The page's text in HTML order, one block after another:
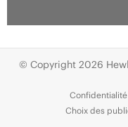
© Copyright 2026
Confidentialité
Choix des